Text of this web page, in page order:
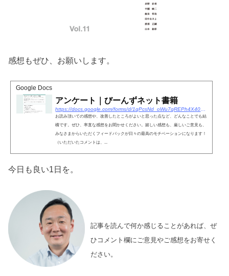
感想もぜひ、お願いします。
Google Docs
アンケート｜びーんずネット書籍
https://docs.google.com/forms/d/1qPcsNd_oWu7qREPh4X40WJ-Vvm9sgselcFhaDgeksIA/edit
お読み頂いての感想や、改善したところがよいと思った点など、どんなことでも結
構です。ぜひ、率直な感想をお聞かせください。嬉しい感想も、厳しいご意見も、
みなさまからいただくフィードバックが日々の最高のモチベーションになります！
（いただいたコメントは、...
今日も良い1日を。
記事を読んで何か感じることがあれば、ぜ
ひコメント欄にご意見やご感想をお寄せく
ださい。